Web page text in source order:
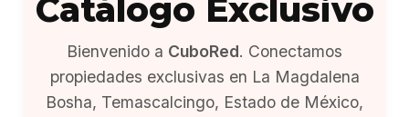
Catálogo Exclusivo
Bienvenido a CuboRed. Conectamos
propiedades exclusivas en La Magdalena
Bosha, Temascalcingo, Estado de México,